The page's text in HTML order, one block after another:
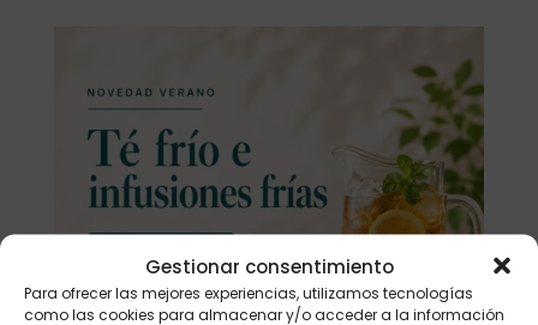
Gestionar consentimiento
Para ofrecer las mejores experiencias, utilizamos tecnologías
como las cookies para almacenar y/o acceder a la información